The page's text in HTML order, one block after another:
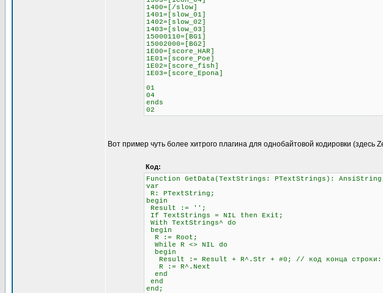
1400=[/slow]
1401=[slow_01]
1402=[slow_02]
1403=[slow_03]
15000110=[BG1]
15002000=[BG2]
1E00=[score_HAR]
1E01=[score_Poe]
1E02=[score_fish]
1E03=[score_Epona]
01
04
ends
02
Вот пример чуть более хитрого плагина для однобайтовой кодировки (здесь
Код:
Function GetData(TextStrings: PTextStrings):
var
R: PTextString;
begin
Result := '';
If TextStrings = NIL then Exit;
With TextStrings^ do
begin
R := Root;
While R <> NIL do
begin
Result := Result + R^.Str + #0; // код конца строки:
R := R^.Next
end
end
end;